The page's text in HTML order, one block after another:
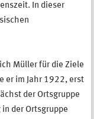
In dieser
Müller für die Ziele
er im Jahr 1922, erst
der Ortsgruppe
der Ortsgruppe